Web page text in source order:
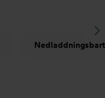
Nedladdningsbart